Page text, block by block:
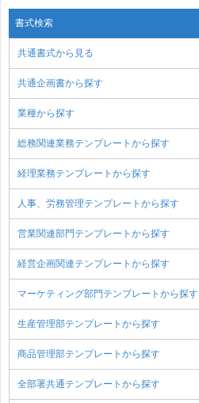
書式検索
共通書式から見る
共通企画書から探す
業種から探す
総務関連業務テンプレートから探す
経理業務テンプレートから探す
人事、労務管理テンプレートから探す
営業関連部門テンプレートから探す
経営企画関連テンプレートから探す
マーケティング部門テンプレートから探す
生産管理部テンプレートから探す
商品管理部テンプレートから探す
全部署共通テンプレートから探す